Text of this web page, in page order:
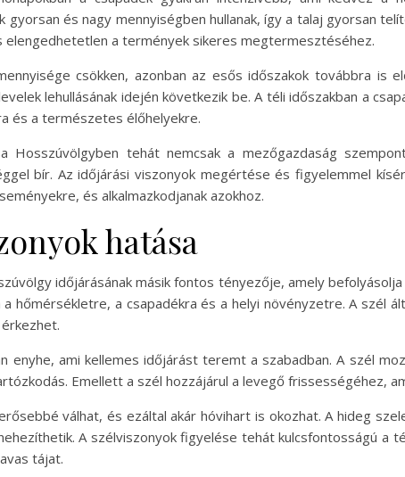
gyorsan és nagy mennyiségben hullanak, így a talaj gyorsan
elengedhetetlen a termények sikeres megtermesztéséhez.
csökken, azonban az esős időszakok továbbra is
lehullásának idején következik be. A téli időszakban a
és a természetes élőhelyekre.
Hosszúvölgyben tehát nemcsak a mezőgazdaság
bír. Az időjárási viszonyok megértése és figyelemmel
és alkalmazkodjanak azokhoz.
hatása
időjárásának másik fontos tényezője, amely
hőmérsékletre, a csapadékra és a helyi növényzetre. A szél
enyhe, ami kellemes időjárást teremt a szabadban. A szél
Emellett a szél hozzájárul a levegő frissességéhez,
válhat, és ezáltal akár hóvihart is okozhat. A hideg
A szélviszonyok figyelése tehát kulcsfontosságú a
tájat.